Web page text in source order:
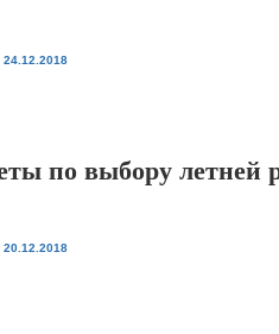
24.12.2018
по выбору летней
20.12.2018